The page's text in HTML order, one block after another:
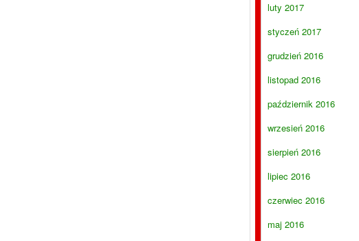
luty 2017
styczeń 2017
grudzień 2016
listopad 2016
październik 2016
wrzesień 2016
sierpień 2016
lipiec 2016
czerwiec 2016
maj 2016